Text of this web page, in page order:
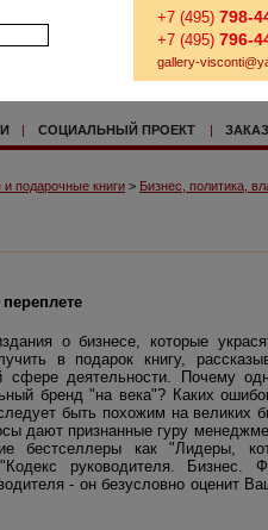
+7 (495) 798-
+7 (495) 796-
gallery-
| СОЦИАЛЬНЫЙ ПРОЕКТ |
и подарочные книги > Бизнес, политика,
о бизнесе, которые
в подарок книгу,
сфере деятельности. Почему
бренд "на века"? Каких
быть похожим на великих
дают признанные гуру
бестселлеры как "Лидеры,
руководителя. Бизнес.
- он безусловно оценит